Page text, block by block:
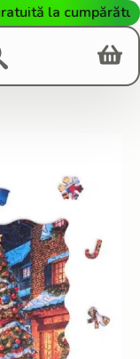
la cumpărături